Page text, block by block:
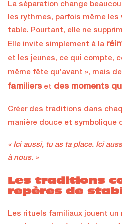
La séparation change
les rythmes, parfois même
table. Pourtant, elle ne
Elle invite simplement à la
et les jeunes, ce qui compte,
même fête qu’avant », mais
familiers et des moments
Créer des traditions dans
manière douce et symbolique
« Ici aussi, tu as ta place. Ici
à nous. »
Les traditions
repères de
Les rituels familiaux jouent un